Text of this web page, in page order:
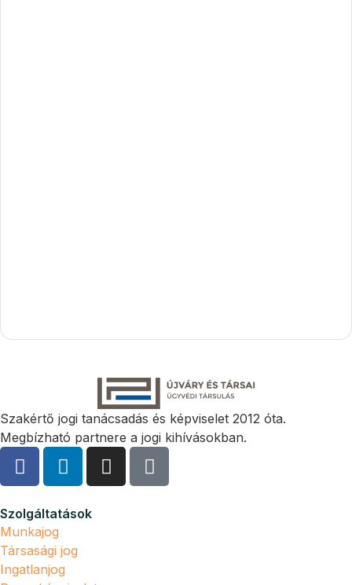
Szakértő jogi tanácsadás és képviselet 2012 óta.
Megbízható partnere a jogi kihívásokban.
Szolgáltatások
Munkajog
Társasági jog
Ingatlanjog